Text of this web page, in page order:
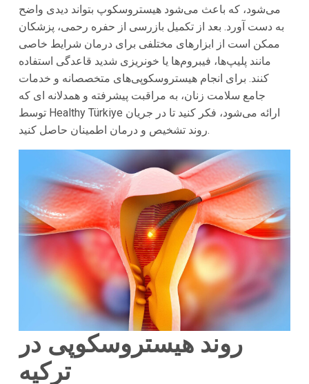
می‌شود، که باعث می‌شود هیستروسکوپ بتواند دیدی واضح
به دست آورد. بعد از تکمیل بازرسی از حفره رحمی، پزشکان
ممکن است از ابزارهای مختلفی برای درمان شرایط خاصی
مانند پلیپ‌ها، فیبروم‌ها یا خونریزی شدید قاعدگی استفاده
کنند. برای انجام هیستروسکوپی‌های متخصصانه و خدمات
جامع سلامت زنان، به مراقبت پیشرفته و همدلانه ای که
توسط Healthy Türkiye ارائه می‌شود، فکر کنید تا در جریان
روند تشخیص و درمان اطمینان حاصل کنید.
روند هیستروسکوپی در
ترکیه